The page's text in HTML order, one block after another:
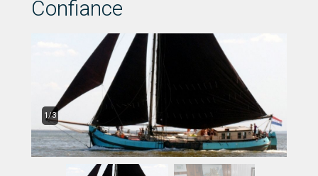
Confiance
1/3